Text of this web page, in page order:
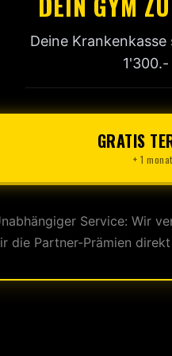
Deine
GRATIS
+ 1
Service: Wir
die Partner-Prämien